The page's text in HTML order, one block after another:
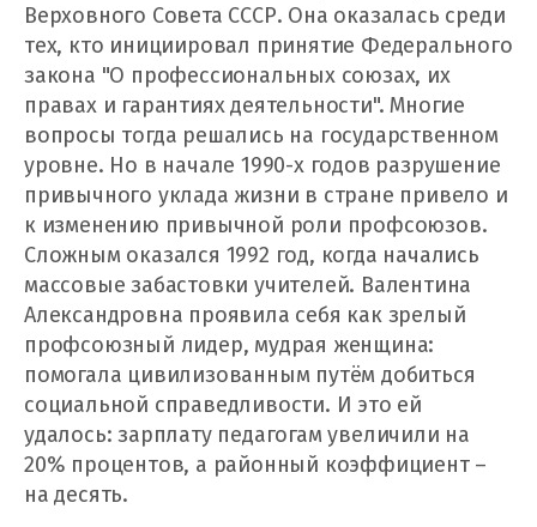
Верховного Совета СССР. Она оказалась среди
тех, кто инициировал принятие Федерального
закона "О профессиональных союзах, их
правах и гарантиях деятельности". Многие
вопросы тогда решались на государственном
уровне. Но в начале 1990-х годов разрушение
привычного уклада жизни в стране привело и
к изменению привычной роли профсоюзов.
Сложным оказался 1992 год, когда начались
массовые забастовки учителей. Валентина
Александровна проявила себя как зрелый
профсоюзный лидер, мудрая женщина:
помогала цивилизованным путём добиться
социальной справедливости. И это ей
удалось: зарплату педагогам увеличили на
20% процентов, а районный коэффициент –
на десять.